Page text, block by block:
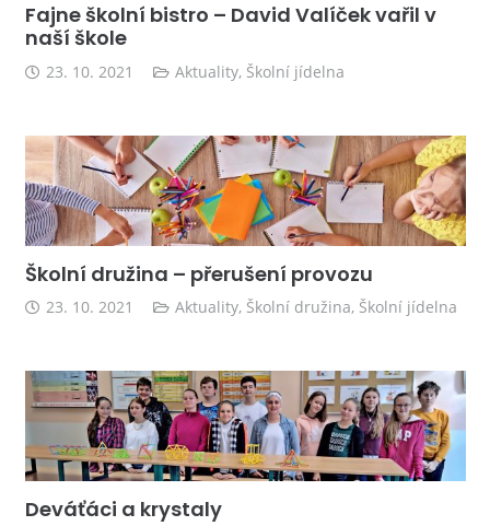
Fajne školní bistro – David Valíček vařil v
naší škole
23. 10. 2021 Aktuality, Školní jídelna
Školní družina – přerušení provozu
23. 10. 2021 Aktuality, Školní družina, Školní jídelna
Deváťáci a krystaly